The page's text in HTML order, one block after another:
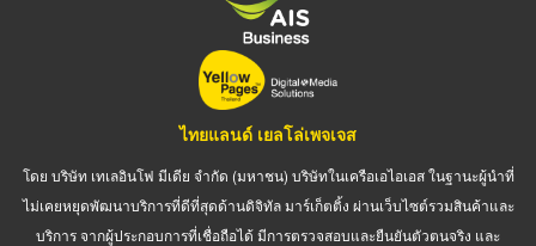
ไทยแลนด์ เยลโล่เพจเจส
โดย บริษัท เทเลอินโฟ มีเดีย จำกัด (มหาชน) บริษัทในเครือเอไอเอส ในฐานะผู้นำที่
ไม่เคยหยุดพัฒนาบริการที่ดีที่สุดด้านดิจิทัล มาร์เก็ตติ้ง ผ่านเว็บไซต์รวมสินค้าและ
บริการ จากผู้ประกอบการที่เชื่อถือได้ มีการตรวจสอบและยืนยันตัวตนจริง และ